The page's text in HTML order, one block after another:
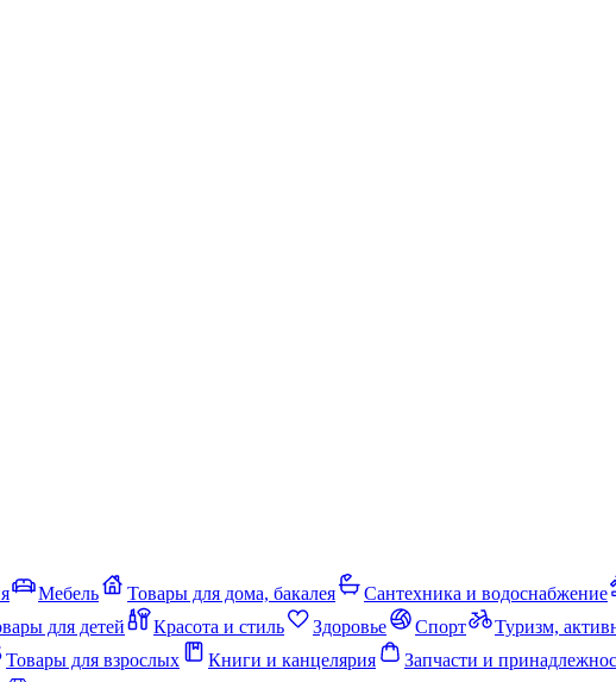
Мебель Товары для дома, бакалея Сантехника и водоснабжение
для детей Красота и стиль Здоровье Спорт Туризм,
Товары для взрослых Книги и канцелярия Запчасти и